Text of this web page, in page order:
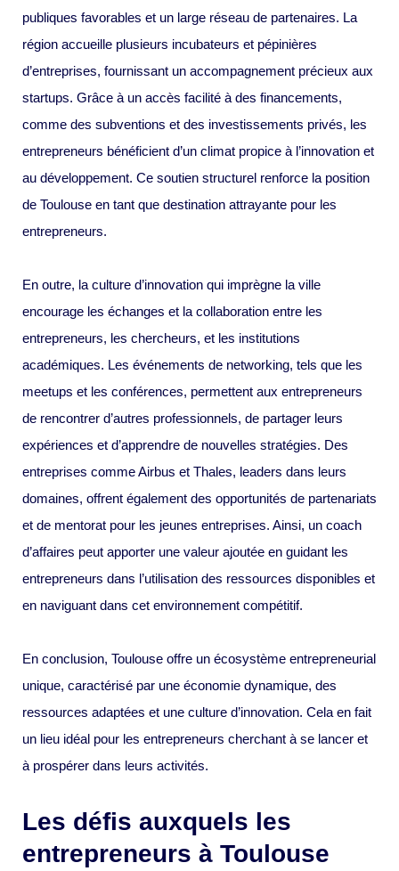
publiques favorables et un large réseau de partenaires. La
région accueille plusieurs incubateurs et pépinières
d’entreprises, fournissant un accompagnement précieux aux
startups. Grâce à un accès facilité à des financements,
comme des subventions et des investissements privés, les
entrepreneurs bénéficient d’un climat propice à l’innovation et
au développement. Ce soutien structurel renforce la position
de Toulouse en tant que destination attrayante pour les
entrepreneurs.
En outre, la culture d’innovation qui imprègne la ville
encourage les échanges et la collaboration entre les
entrepreneurs, les chercheurs, et les institutions
académiques. Les événements de networking, tels que les
meetups et les conférences, permettent aux entrepreneurs
de rencontrer d’autres professionnels, de partager leurs
expériences et d’apprendre de nouvelles stratégies. Des
entreprises comme Airbus et Thales, leaders dans leurs
domaines, offrent également des opportunités de partenariats
et de mentorat pour les jeunes entreprises. Ainsi, un coach
d’affaires peut apporter une valeur ajoutée en guidant les
entrepreneurs dans l’utilisation des ressources disponibles et
en naviguant dans cet environnement compétitif.
En conclusion, Toulouse offre un écosystème entrepreneurial
unique, caractérisé par une économie dynamique, des
ressources adaptées et une culture d’innovation. Cela en fait
un lieu idéal pour les entrepreneurs cherchant à se lancer et
à prospérer dans leurs activités.
Les défis auxquels les
entrepreneurs à Toulouse